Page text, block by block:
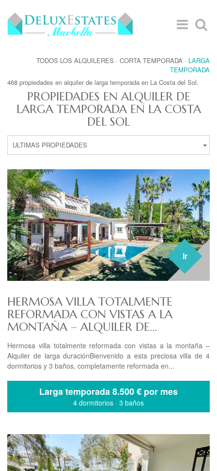
TODOS LOS ALQUILERES · CORTA TEMPORADA · LARGA
TEMPORADA
468 propiedades en alquiler de larga temporada en La Costa del Sol.
PROPIEDADES EN ALQUILER DE
LARGA TEMPORADA EN LA COSTA
DEL SOL
ULTIMAS PROPIEDADES
Ir
HERMOSA VILLA TOTALMENTE
REFORMADA CON VISTAS A LA
MONTAÑA – ALQUILER DE...
Hermosa villa totalmente reformada con vistas a la montaña –
Alquiler de larga duraciónBienvenido a esta preciosa villa de 4
dormitorios y 3 baños, completamente reformada en...
Larga temporada8.500 € por mes
4 dormitorios · 3 baños